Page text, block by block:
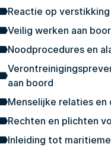
Reactie op
Veilig werken aan
Noodprocedures en
aan boord
Menselijke relaties
Rechten en plichten
Inleiding tot